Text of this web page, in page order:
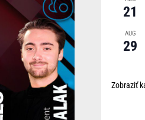
21
AUG
29
Zobraziť